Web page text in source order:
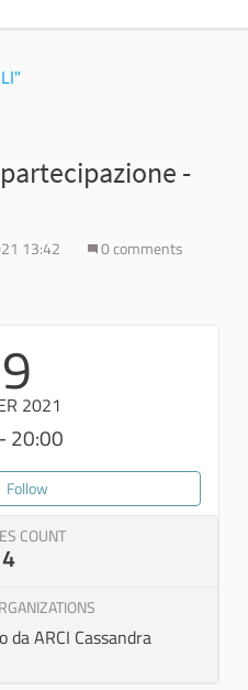
-
13:42
0 comments
2021
20:00
19 followers
Follow
COUNT
ARCI Cassandra